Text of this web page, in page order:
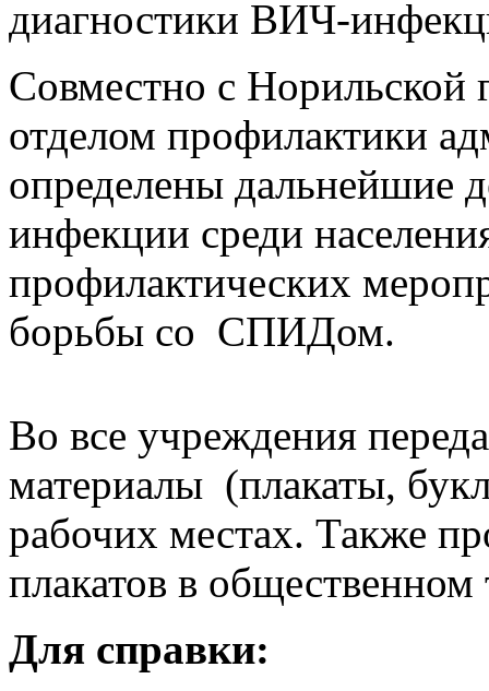
диагностики ВИЧ-
Совместно с
отделом профилактики
определены дальнейшие
инфекции среди
профилактических
борьбы со СПИДом.
Во все учреждения
материалы (плакаты,
рабочих местах. Также
плакатов в общественном
Для справки: